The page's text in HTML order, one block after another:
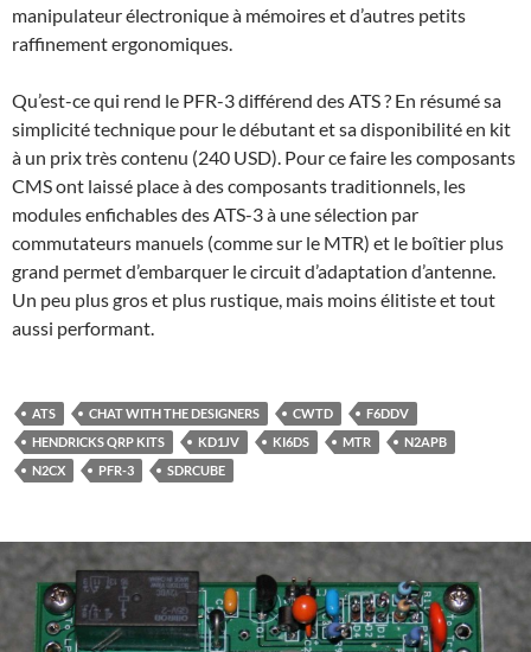
manipulateur électronique à mémoires et d’autres petits
raffinement ergonomiques.
Qu’est-ce qui rend le PFR-3 différend des ATS ? En résumé sa
simplicité technique pour le débutant et sa disponibilité en kit
à un prix très contenu (240 USD). Pour ce faire les composants
CMS ont laissé place à des composants traditionnels, les
modules enfichables des ATS-3 à une sélection par
commutateurs manuels (comme sur le MTR) et le boîtier plus
grand permet d’embarquer le circuit d’adaptation d’antenne.
Un peu plus gros et plus rustique, mais moins élitiste et tout
aussi performant.
ATS CHAT WITH THE DESIGNERS CWTD
F6DDV
HENDRICKS QRP KITS
KD1JV KI6DS MTR
N2APB
N2CX
PFR-3 SDRCUBE